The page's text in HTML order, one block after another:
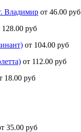
Владимир от 46.00 руб
128.00 руб
от 104.00 руб
от 112.00 руб
18.00 руб
35.00 руб